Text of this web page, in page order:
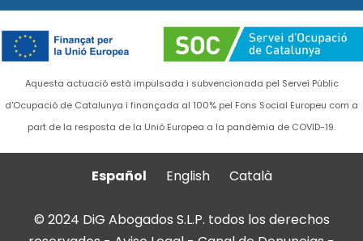
Aquesta actuació està impulsada i subvencionada pel Servei Públic
d'Ocupació de Catalunya i finançada al 100% pel Fons Social Europeu com a
part de la resposta de la Unió Europea a la pandèmia de COVID-19.
Español English Català
© 2024 DiG Abogados S.L.P. todos los derechos